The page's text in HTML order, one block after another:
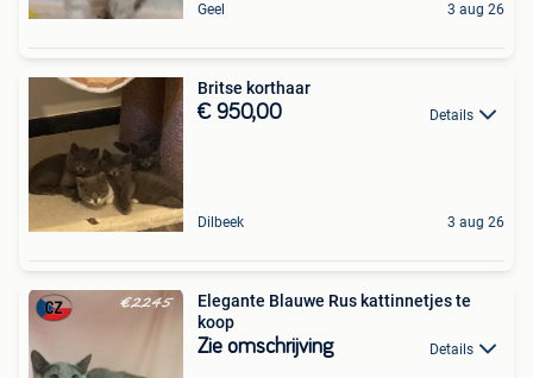
Geel 3 aug 26
Britse korthaar
€ 950,00 Details
Dilbeek 3 aug 26
Elegante Blauwe Rus kattinnetjes te
koop
Zie omschrijving Details